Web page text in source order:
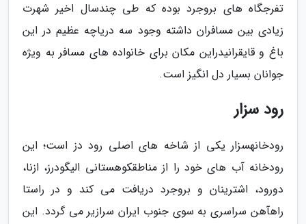
تفرجگاه های بروجرد بوده که طی چندسال اخیر شهرت
زیادی بین مسافران داشته وجود سه دریاچه عظیم در این
باغ و قایقرانیدراین مکان برای خانواده های مسافر به ویژه
جوانان بسیار دل انگیز است.
رود سزار
رودخانهسزار یکی از شاخه های اصلی رود دز است؛ این
رودخانه آب های خود را از مناطقکوهستانی الیگودرز، ازنا،
دورود، اشترینان و بروجرد دریافت می کند و در راستا
راهآهن سراسری به سوی جنوب ایران سرازیر می گردد. این